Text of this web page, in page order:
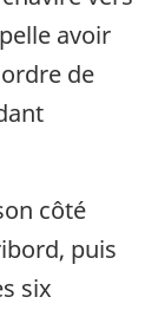
avoir
de
côté
puis
six